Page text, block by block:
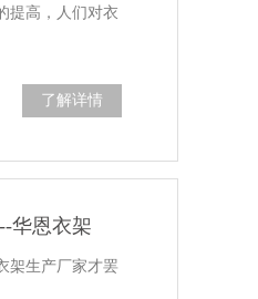
提高，人们对衣
了解详情
华恩衣架
架生产厂家才罢